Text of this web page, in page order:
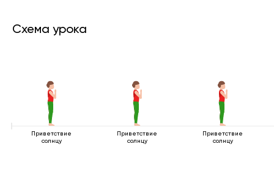
Схема урока
Приветствие
солнцу
Приветствие
солнцу
Приветствие
солнцу